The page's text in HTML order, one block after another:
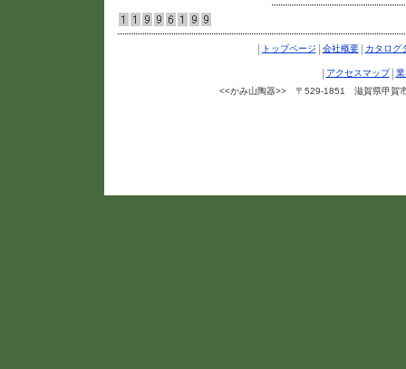
トップページ 会社概要 カタログ
アクセスマップ
<<かみ山陶器>> 〒529-1851 滋賀県甲賀